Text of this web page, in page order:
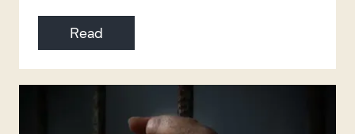
Read